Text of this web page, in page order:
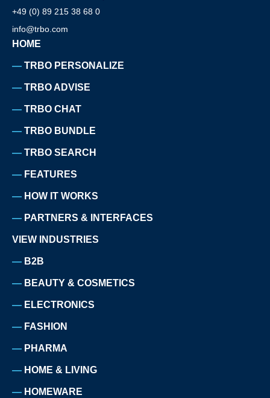
+49 (0) 89 215 38 68 0
info@trbo.com
HOME
TRBO PERSONALIZE
TRBO ADVISE
TRBO CHAT
TRBO BUNDLE
TRBO SEARCH
FEATURES
HOW IT WORKS
PARTNERS & INTERFACES
VIEW INDUSTRIES
B2B
BEAUTY & COSMETICS
ELECTRONICS
FASHION
PHARMA
HOME & LIVING
HOMEWARE